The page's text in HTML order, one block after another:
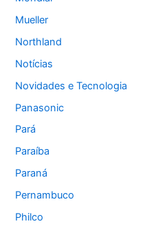
Mueller
Northland
Notícias
Novidades e Tecnologia
Panasonic
Pará
Paraíba
Paraná
Pernambuco
Philco